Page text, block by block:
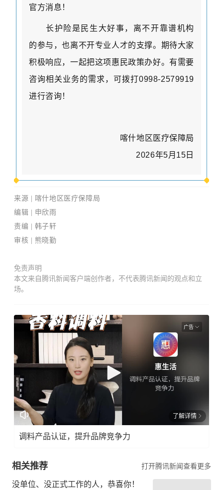
官方消息！
长护险是民生大好事，离不开靠谱机构
的参与，也离不开专业人才的支撑。期待大家
积极响应，一起把这项惠民政策办好。有需要
咨询相关业务的需求，可拨打0998-2579919
进行咨询！
喀什地区医疗保障局
2026年5月 15 日
来源
喀什地区医疗保障局
编辑 | 申欣雨
责编
| 韩子轩
审核
熊晓勤
免责声明
本文来自腾讯新闻客户端创作者，不代表腾讯新闻的观点和立
场。
广告
了解详情
调料产品认证，提升品牌竞争力
相关推荐 打开腾讯新闻查看更多
没单位、没正式工作的人，恭喜你！